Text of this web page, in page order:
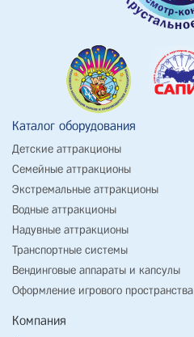
Каталог оборудования
Детские аттракционы
Семейные аттракционы
Экстремальные аттракционы
Водные аттракционы
Надувные аттракционы
Транспортные системы
Вендинговые аппараты и капсулы
Оформление игрового пространства
Компания